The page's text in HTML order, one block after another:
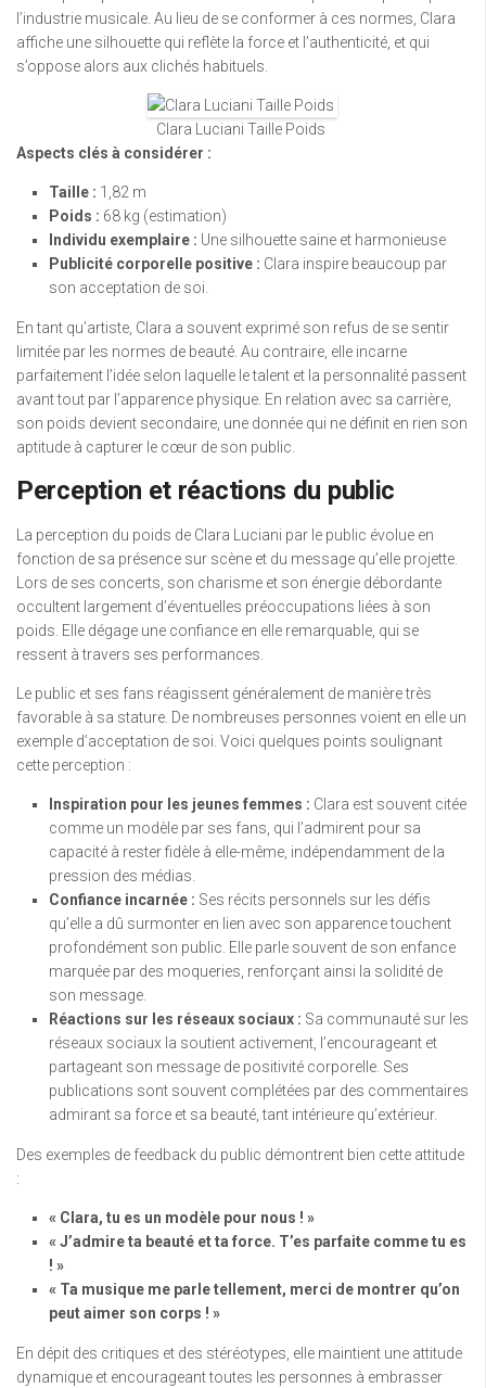
l’industrie musicale. Au lieu de se conformer à ces normes, Clara
affiche une silhouette qui reflète la force et l’authenticité, et qui
s’oppose alors aux clichés habituels.
Clara Luciani Taille Poids
Aspects clés à considérer :
Taille : 1,82 m
Poids : 68 kg (estimation)
Individu exemplaire : Une silhouette saine et harmonieuse
Publicité corporelle positive : Clara inspire beaucoup par
son acceptation de soi.
En tant qu’artiste, Clara a souvent exprimé son refus de se sentir
limitée par les normes de beauté. Au contraire, elle incarne
parfaitement l’idée selon laquelle le talent et la personnalité passent
avant tout par l’apparence physique. En relation avec sa carrière,
son poids devient secondaire, une donnée qui ne définit en rien son
aptitude à capturer le cœur de son public.
Perception et réactions du public
La perception du poids de Clara Luciani par le public évolue en
fonction de sa présence sur scène et du message qu’elle projette.
Lors de ses concerts, son charisme et son énergie débordante
occultent largement d’éventuelles préoccupations liées à son
poids. Elle dégage une confiance en elle remarquable, qui se
ressent à travers ses performances.
Le public et ses fans réagissent généralement de manière très
favorable à sa stature. De nombreuses personnes voient en elle un
exemple d’acceptation de soi. Voici quelques points soulignant
cette perception :
Inspiration pour les jeunes femmes : Clara est souvent citée
comme un modèle par ses fans, qui l’admirent pour sa
capacité à rester fidèle à elle-même, indépendamment de la
pression des médias.
Confiance incarnée : Ses récits personnels sur les défis
qu’elle a dû surmonter en lien avec son apparence touchent
profondément son public. Elle parle souvent de son enfance
marquée par des moqueries, renforçant ainsi la solidité de
son message.
Réactions sur les réseaux sociaux : Sa communauté sur les
réseaux sociaux la soutient activement, l’encourageant et
partageant son message de positivité corporelle. Ses
publications sont souvent complétées par des commentaires
admirant sa force et sa beauté, tant intérieure qu’extérieur.
Des exemples de feedback du public démontrent bien cette attitude
:
« Clara, tu es un modèle pour nous ! »
« J’admire ta beauté et ta force. T’es parfaite comme tu es
! »
« Ta musique me parle tellement, merci de montrer qu’on
peut aimer son corps ! »
En dépit des critiques et des stéréotypes, elle maintient une attitude
dynamique et encourageant toutes les personnes à embrasser